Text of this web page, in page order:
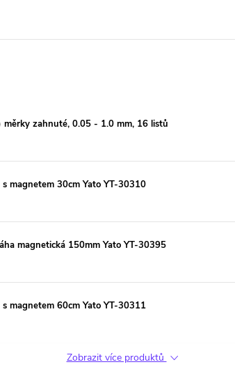
měrky zahnuté, 0.05 - 1.0 mm, 16 listů
magnetem 30cm Yato YT-30310
magnetická 150mm Yato YT-30395
magnetem 60cm Yato YT-30311
Zobrazit více produktů